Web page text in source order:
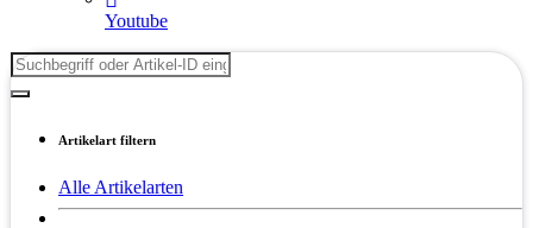
Youtube
Artikelart filtern
Alle Artikelarten